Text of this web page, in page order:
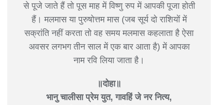
से पूजे जाते हैं तो पूस माह में विष्णु रुप में आपकी पूजा होती
हैं। मलमास या पुरुषोत्तम मास (जब सूर्य दो राशियों में
सक्रांति नहीं करता तो वह समय मलमास कहलाता है ऐसा
अवसर लगभग तीन साल में एक बार आता है) में आपका
नाम रवि लिया जाता है।
॥दोहा॥
भानु चालीसा प्रेम युत, गावहिं जे नर नित्य,